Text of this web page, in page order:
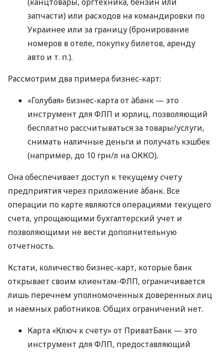
запчасти) или расходов на командировки по
Украинее или за границу (бронирование
номеров в отеле, покупку билетов, аренду
авто и т. п.).
Рассмотрим два примера бизнес-карт:
«Голубая» бизнес-карта от àбанк — это
инструмент для ФЛП и юрлиц, позволяющий
бесплатно рассчитываться за товары/услуги,
снимать наличные деньги и получать кэшбек
(например, до 10 грн/л на ОККО).
Она обеспечивает доступ к текущему счету
предприятия через приложение àбанк. Все
операции по карте являются операциями текущего
счета, упрощающими бухгалтерский учет и
позволяющими не вести дополнительную
отчетность.
Кстати, количество бизнес-карт, которые банк
открывает своим клиентам-ФЛП, ограничивается
лишь перечнем уполномоченных доверенных лиц
и наемных работников. Общих ограничений нет.
Карта «Ключ к счету» от ПриватБанк — это
инструмент для ФЛП, предоставляющий